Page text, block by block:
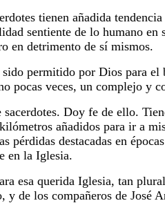
tienen añadida
sentiente de lo humano
en detrimento de sí mismos.
permitido por Dios para
pocas veces, un complejo y
Doy fe de ello.
añadidos para ir a
destacadas en
en la Iglesia.
esa querida Iglesia, tan
de los compañeros de José